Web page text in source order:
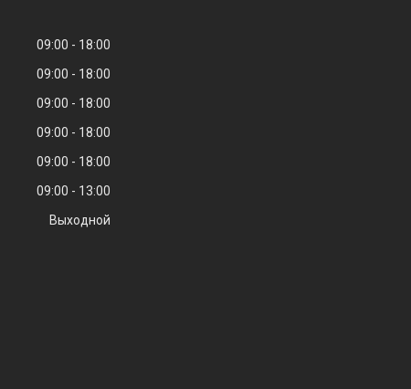
09:00
18:00
09:00
18:00
09:00
18:00
09:00
18:00
09:00
18:00
09:00
13:00
Выходной